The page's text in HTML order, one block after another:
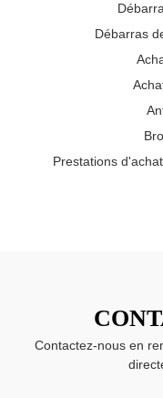
Débarras
Prestations
Contactez-nous en